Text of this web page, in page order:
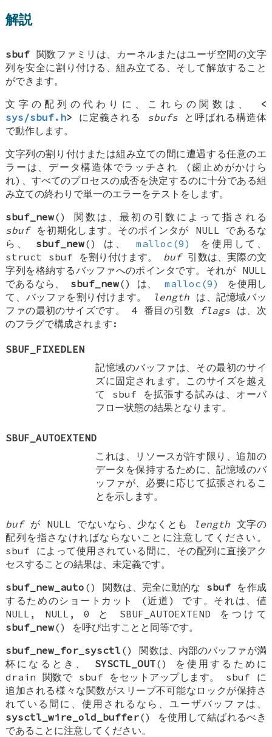
解説
sbuf 関数ファミリは、カーネルまたはユーザ空間の文字
列を安全に割り付ける、組み立てる、そして解放すること
ができます。
文字の配列の代わりに、これらの関数は、
<
sys/sbuf.h> に定義される sbufs と呼ばれる構造体
で動作します。
文字列の割り付けまたは組み立ての間に遭遇する任意のエ
ラーは、データ構造体でラッチされ (歯止めがかけら
れ)、すべてのプロセスの成否を決定するのに十分である組
み立ての終わりで単一のエラーをテストをします。
sbuf_new() 関数は、最初の引数によって指される
sbufを初期化します。そのポインタが NULL であるな
ら、 sbuf_new() は、 malloc(9)
を使用して、
struct sbuf を割り付けます。 buf引数は、実際の文
字列を格納するバッファへのポインタです。それが NULL
であるなら、 sbuf_new() は、 malloc(9)
を使用し
て、バッファを割り付けます。
length は、記憶域バッ
ファの最初のサイズです。 4 番目の引数
flags は、次
のフラグで構成されます:
SBUF_FIXEDLEN
記憶域のバッファは、その最初のサイ
ズに固定されます。このサイズを越え
て sbuf を拡張する試みは、オーバ
フロー状態の結果となります。
SBUF_AUTOEXTEND
これは、リソースが許す限り、追加の
データを保持するために、記憶域のバ
ッファが、必要に応じて拡張されるこ
とを示します。
bufが NULL でないなら、少なくとも length 文字の
配列を指さなければならないことに注意してください。
sbuf によって使用されている間に、その配列に直接アク
セスすることの結果は、未定義です。
sbuf_new_auto () 関数は、完全に動的な sbuf を作成
するためのショートカット (近道) です。それは、値
NULL , NULL ,0 と SBUF_AUTOEXTEND をつけて
sbuf_new() を呼び出すことと同等です。
sbuf_new_for_sysctl () 関数は、内部のバッファが満
杯になるとき、 SYSCTL_OUT() を使用するために
drain 関数で sbuf をセットアップします。 sbuf に
追加される様々な関数がスリープ不可能なロックが保持さ
れている間に、使用されるなら、ユーザバッファは、
sysctl_wire_old_buffer() を使用して結ばれるべき
であることに注意してください。